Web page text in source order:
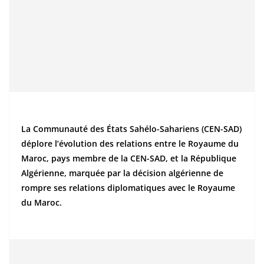
La Communauté des États Sahélo-Sahariens (CEN-SAD)
déplore l’évolution des relations entre le Royaume du
Maroc, pays membre de la CEN-SAD, et la République
Algérienne, marquée par la décision algérienne de
rompre ses relations diplomatiques avec le Royaume
du Maroc.